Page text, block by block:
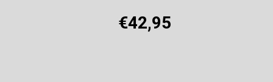
€42,95